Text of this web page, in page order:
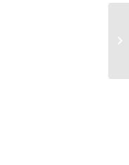
بانک